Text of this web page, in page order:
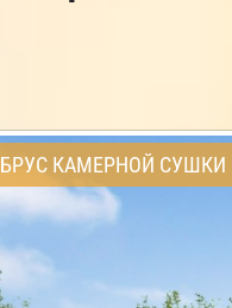
БРУС КАМЕРНОЙ СУШКИ